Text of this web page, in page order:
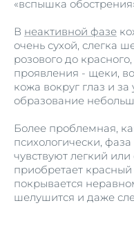
«вспышка
В неактивной фазе
очень сухой, слегка
розового до
проявления - щеки,
кожа вокруг глаз и
образование
Более проблемная,
психологически,
чувствуют легкий
приобретает
покрывается
шелушится и даже